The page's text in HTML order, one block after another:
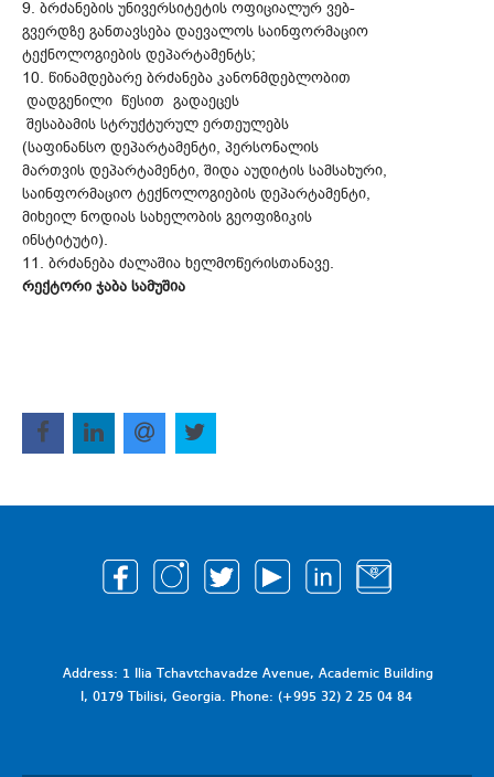
9. ბრძანების უნივერსიტეტის ოფიციალურ ვებ-
გვერდზე განთავსება დაევალოს საინფორმაციო
ტექნოლოგიების დეპარტამენტს;
10. წინამდებარე ბრძანება კანონმდებლობით
დადგენილი წესით გადაეცეს
შესაბამის სტრუქტურულ ერთეულებს
(საფინანსო დეპარტამენტი, პერსონალის
მართვის დეპარტამენტი, შიდა აუდიტის სამსახური,
საინფორმაციო ტექნოლოგიების დეპარტამენტი,
მიხეილ ნოდიას სახელობის გეოფიზიკის
ინსტიტუტი).
11. ბრძანება ძალაშია ხელმოწერისთანავე.
რექტორი ჯაბა სამუშია
Address: 1 Ilia Tchavtchavadze Avenue, Academic Building
I, 0179 Tbilisi, Georgia. Phone: (+995 32) 2 25 04 84